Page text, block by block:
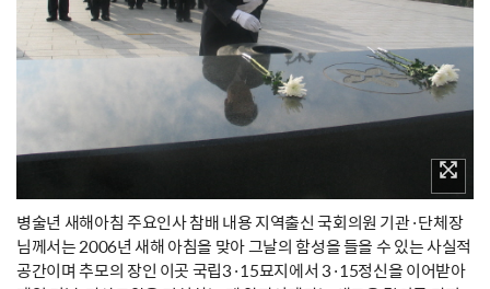
병술년 새해아침 주요인사 참배 내용 지역출신 국회의원 기관·단체장
님께서는 2006년 새해 아침을 맞아 그날의 함성을 들을 수 있는 사실적
공간이며 추모의 장인 이곳 국립3·15묘지에서 3·15정신을 이어받아